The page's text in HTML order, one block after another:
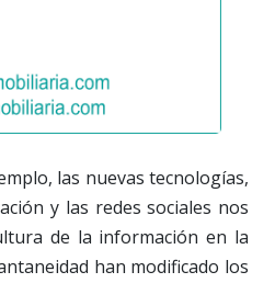
las nuevas tecnologías,
y las redes sociales nos
de la información en la
han modificado los